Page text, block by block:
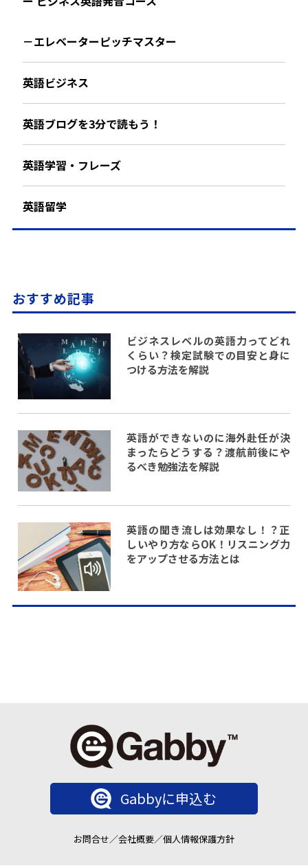
－エレベーターピッチマスター
英語ビジネス
英語ブログを3分で読もう！
英語学習・フレーズ
英語留学
おすすめ記事
ビジネスレベルの英語力ってどれ
くらい？検定試験での目安と身に
つける方法を解説
英語ができないのに海外赴任が決
まったらどうする？渡航前後にや
るべき勉強法を解説
英語の聞き流しは効果なし！？正
しいやり方ならOK！リスニング力
をアップさせる方法とは
Gabbyに申込む
お問合せ／会社概要／個人情報保護方針